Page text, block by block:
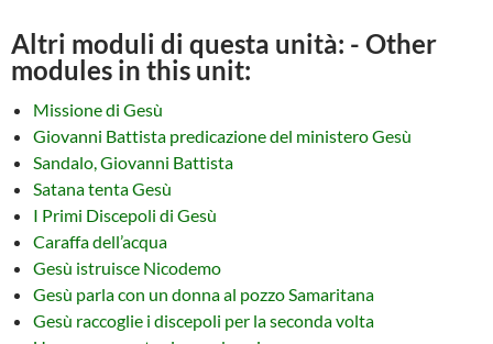
Altri moduli di questa unità: - Other
modules in this unit:
Missione di Gesù
Giovanni Battista predicazione del ministero Gesù
Sandalo, Giovanni Battista
Satana tenta Gesù
I Primi Discepoli di Gesù
Caraffa dell’acqua
Gesù istruisce Nicodemo
Gesù parla con un donna al pozzo Samaritana
Gesù raccoglie i discepoli per la seconda volta